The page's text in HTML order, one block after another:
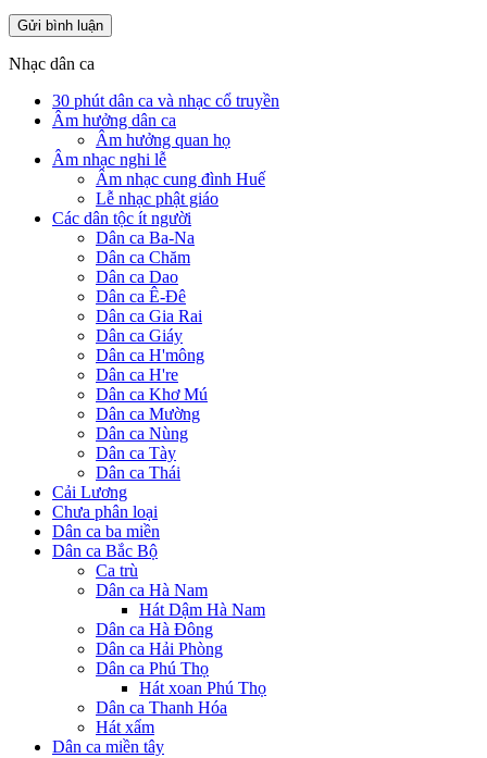
Nhạc dân ca
30 phút dân ca và nhạc cổ truyền
Âm hưởng dân ca
Âm hưởng quan họ
Âm nhạc nghi lễ
Âm nhạc cung đình Huế
Lễ nhạc phật giáo
Các dân tộc ít người
Dân ca Ba-Na
Dân ca Chăm
Dân ca Dao
Dân ca Ê-Đê
Dân ca Gia Rai
Dân ca Giáy
Dân ca H'mông
Dân ca H're
Dân ca Khơ Mú
Dân ca Mường
Dân ca Nùng
Dân ca Tày
Dân ca Thái
Cải Lương
Chưa phân loại
Dân ca ba miền
Dân ca Bắc Bộ
Ca trù
Dân ca Hà Nam
Hát Dậm Hà Nam
Dân ca Hà Đông
Dân ca Hải Phòng
Dân ca Phú Thọ
Hát xoan Phú Thọ
Dân ca Thanh Hóa
Hát xẩm
Dân ca miền tây